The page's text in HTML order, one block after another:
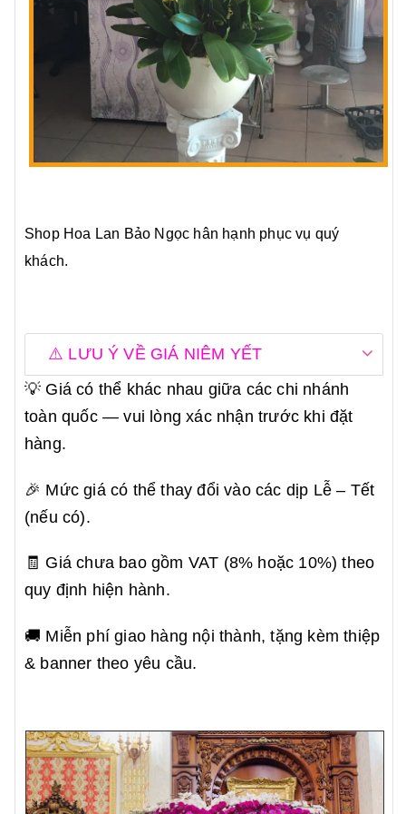
Shop Hoa Lan Bảo Ngọc hân hạnh phục vụ quý
khách.
⚠️ LƯU Ý VỀ GIÁ NIÊM YẾT
💡 Giá có thể khác nhau giữa các chi nhánh
toàn quốc — vui lòng xác nhận trước khi đặt
hàng.
🎉 Mức giá có thể thay đổi vào các dịp Lễ – Tết
(nếu có).
🧾 Giá chưa bao gồm VAT (8% hoặc 10%) theo
quy định hiện hành.
🚚 Miễn phí giao hàng nội thành, tặng kèm thiệp
& banner theo yêu cầu.